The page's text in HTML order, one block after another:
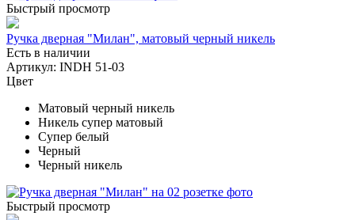
Быстрый просмотр
Ручка дверная "Милан", матовый черный никель
Есть в наличии
Артикул: INDH 51-03
Цвет
Матовый черный никель
Никель супер матовый
Супер белый
Черный
Черный никель
Быстрый просмотр